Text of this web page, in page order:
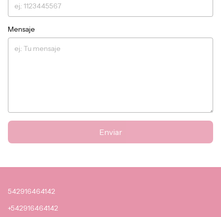
Mensaje
Enviar
542916464142
+542916464142